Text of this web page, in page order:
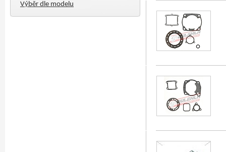
Výběr dle modelu